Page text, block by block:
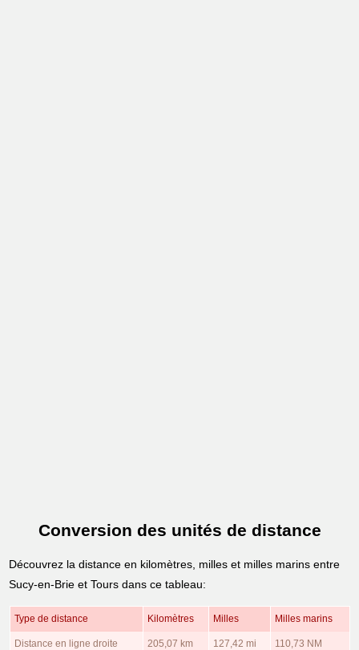
Conversion des unités de distance
Découvrez la distance en kilomètres, milles et milles marins entre
Sucy-en-Brie et Tours dans ce tableau:
Type de distance Kilomètres Milles Milles marins
Distance en ligne droite 205,07 km 127,42 mi 110,73 NM